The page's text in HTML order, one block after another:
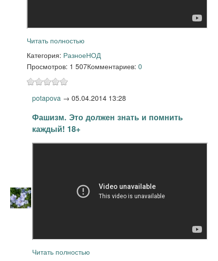
Читать полностью
Категория: РазноеНОД
Просмотров: 1 507Комментариев: 0
potapova → 05.04.2014 13:28
Фашизм. Это должен знать и помнить
каждый! 18+
Читать полностью